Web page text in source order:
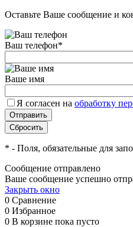
Оставьте Ваше сообщение и
Ваш телефон*
Ваше имя
Я согласен на обработку
* - Поля, обязательные для
Сообщение отправлено
Ваше сообщение успешно
Закрыть окно
0 Сравнение
0 Избранное
0 В корзине пока пусто